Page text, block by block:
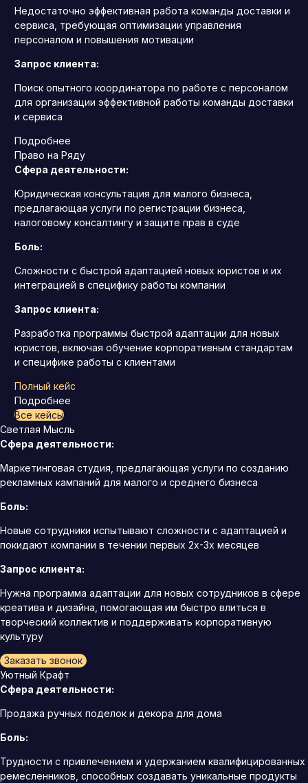
Недостаточно эффективная работа команды доставки и
сервиса, требующая оптимизации управления
персоналом и повышения мотивации
Запрос клиента:
Поиск опытного координатора по работе с персоналом
для организации эффективной работы команды доставки
и сервиса
Подробнее
Право на Ряду
Сфера деятельности:
Юридическая консультация для малого бизнеса,
предлагающая услуги по регистрации бизнеса,
налоговому консалтингу и защите прав в суде
Боль:
Сложности с быстрой адаптацией новых юристов и их
интеграцией в специфику работы компании
Запрос клиента:
Разработка программы быстрой адаптации для новых
юристов, включая обучение корпоративным стандартам
и специфике работы с клиентами
Полный кейс
Подробнее
Все кейсы
Светлая Мысль
Сфера деятельности:
Маркетинговая студия, предлагающая услуги по созданию
рекламных кампаний для малого и среднего бизнеса
Боль:
Новые сотрудники испытывают сложности с адаптацией и
покидают компании в течении первых 2х-3х месяцев
Запрос клиента:
Нужна программа адаптации для новых сотрудников в сфере
креатива и дизайна, помогающая им быстро влиться в
творческий коллектив и поддерживать корпоративную
культуру
Заказать звонок
Уютный Крафт
Сфера деятельности:
Продажа ручных поделок и декора для дома
Боль:
Трудности с привлечением и удержанием квалифицированных
ремесленников, способных создавать уникальные продукты